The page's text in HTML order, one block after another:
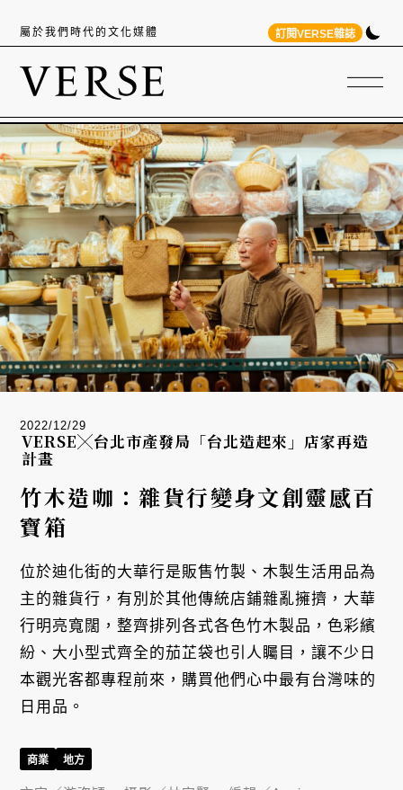
屬於我們時代的文化媒體 訂閱VERSE雜誌
2022/12/29
VERSE╳台北市產發局「台北造起來」店家再造
計畫
竹木造咖：雜貨行變身文創靈感百
寶箱
位於迪化街的大華行是販售竹製、木製生活用品為
主的雜貨行，有別於其他傳統店鋪雜亂擁擠，大華
行明亮寬闊，整齊排列各式各色竹木製品，色彩繽
紛、大小型式齊全的茄芷袋也引人矚目，讓不少日
本觀光客都專程前來，購買他們心中最有台灣味的
日用品。
商業 地方